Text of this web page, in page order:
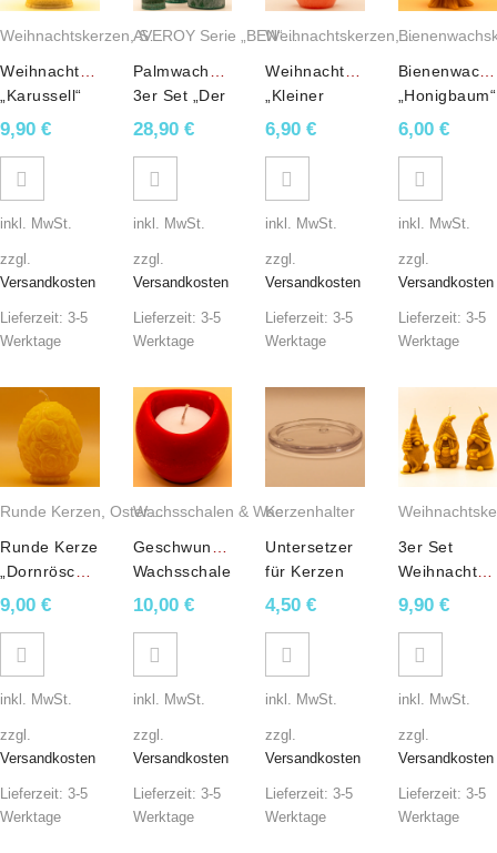
Weihnachtskerzen ,Sojawachskerzen ,Duftkerzen
Weihnachtskerze
„Karussell“
Weiß
Weihnachtsmarkt-
Duft
Sojawachs
9,90 €
inkl. MwSt.
zzgl.
Versandkosten
Lieferzeit: 3-5
Werktage
AVEROY Serie „BEN“
,Stumpenkerzen,
Palmwachskerzen
3er Set „Der
grüne BEN“
28,90 €
inkl. MwSt.
zzgl.
Versandkosten
Lieferzeit: 3-5
Werktage
Weihnachtskerzen ,
Weihnachtskerze
„Kleiner
Schneemann“
Rosa
Zuckerwatten-
Duft
Sojawachs
6,90 €
inkl. MwSt.
zzgl.
Versandkosten
Lieferzeit: 3-5
Werktage
„Honigbaum“
im
Jutesäcklein
6,00 €
inkl. MwSt.
zzgl.
Versandkosten
Lieferzeit: 3-5
Werktage
Runde Kerzen Osterkerzen ,Gemischte Wachskerzen
Runde Kerze
„Dornröschen“
in Gelb
9,00 €
inkl. MwSt.
zzgl.
Versandkosten
Lieferzeit: 3-5
Werktage
Wachsschalen & Wachslichter ,Runde Kerzen,
Geschwungene
Wachsschale
in Rot mit
Kerzenstumpen
in Weiß
10,00 €
inkl. MwSt.
zzgl.
Versandkosten
Lieferzeit: 3-5
Werktage
Kerzenhalter
Untersetzer
für Kerzen
aus
transparenten
Glas
4,50 €
inkl. MwSt.
zzgl.
Versandkosten
Lieferzeit: 3-5
Werktage
3er Set
Braun
9,90 €
inkl. MwSt.
zzgl.
Versandkosten
Lieferzeit: 3-5
Werktage